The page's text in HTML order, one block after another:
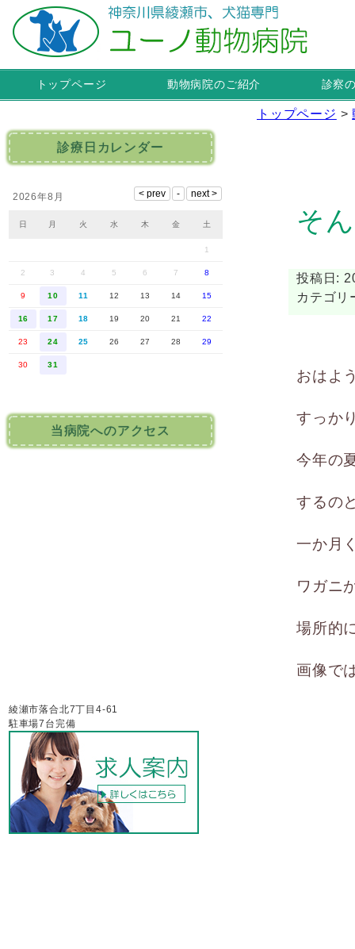
トップページ 動物病院のご紹介 診察
トップページ >
そ
投稿日:
カテゴ
おはよ
すっか
今年の
するの
一か月
ワガニ
場所的
画像で
診療日カレンダー
2026年8月
日 月 火 水 木 金 土
1
2 3 4 5 6 7 8
9 10 11 12 13 14 15
16 17 18 19 20 21 22
23 24 25 26 27 28 29
30 31
当病院へのアクセス
綾瀬市落合北7丁目4-61
駐車場7台完備